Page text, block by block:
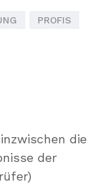
PROFIS
die
der